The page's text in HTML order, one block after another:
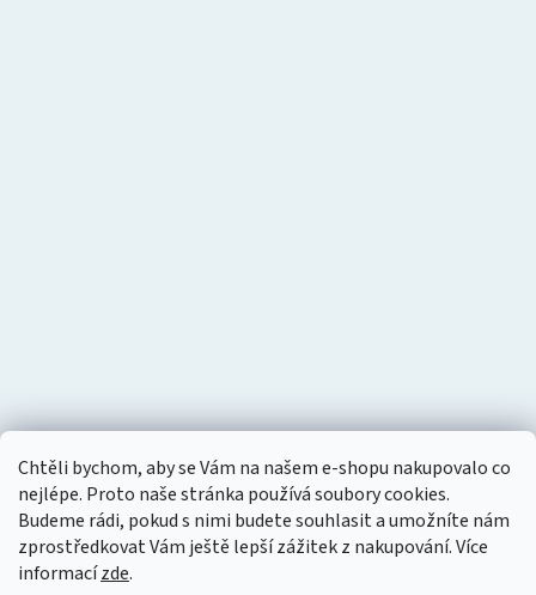
Chtěli bychom, aby se Vám na našem e-shopu nakupovalo co
nejlépe. Proto naše stránka používá soubory cookies.
Budeme rádi, pokud s nimi budete souhlasit a umožníte nám
zprostředkovat Vám ještě lepší zážitek z nakupování.Více
informacízde.